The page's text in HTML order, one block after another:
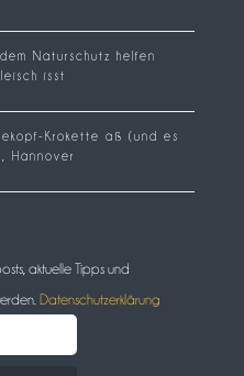
Naturschutz helfen
isst
Krokette aß (und es
Hannover
aktuelle Tipps und
Datenschutzerklärung